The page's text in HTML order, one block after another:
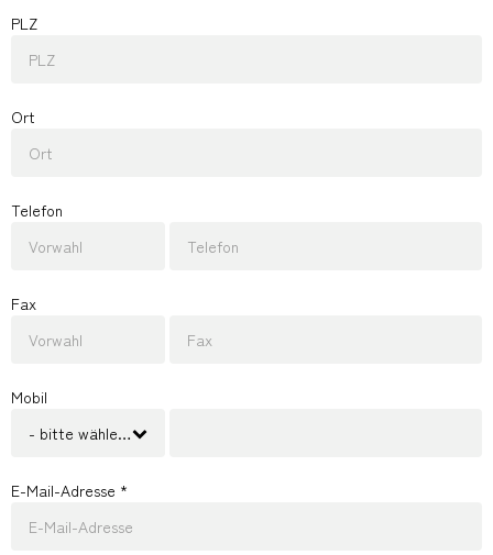
PLZ
Ort
Telefon
Fax
Mobil
- bitte wählen -
E-Mail-Adresse *